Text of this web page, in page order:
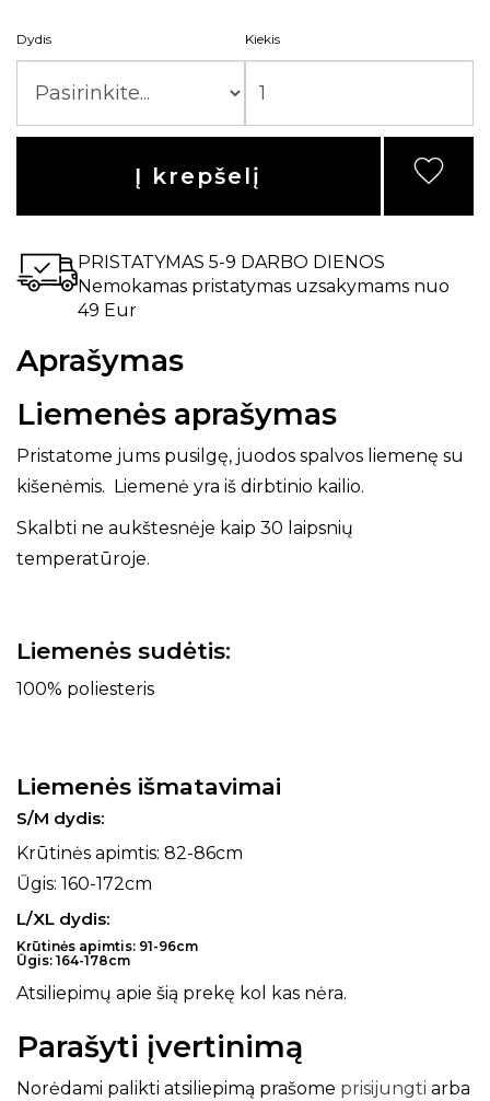
Dydis Kiekis
Į krepšelį
PRISTATYMAS 5-9 DARBO DIENOS
Nemokamas pristatymas uzsakymams nuo
49 Eur
Aprašymas
Liemenės aprašymas
Pristatome jums pusilgę, juodos spalvos liemenę su
kišenėmis. Liemenė yra iš dirbtinio kailio.
Skalbti ne aukštesnėje kaip 30 laipsnių
temperatūroje.
Liemenės sudėtis:
100% poliesteris
Liemenės išmatavimai
S/M dydis:
Krūtinės apimtis: 82-86cm
Ūgis: 160-172cm
L/XL dydis:
Krūtinės apimtis: 91-96cm
Ūgis: 164-178cm
Atsiliepimų apie šią prekę kol kas nėra.
Parašyti įvertinimą
Norėdami palikti atsiliepimą prašome prisijungti arba